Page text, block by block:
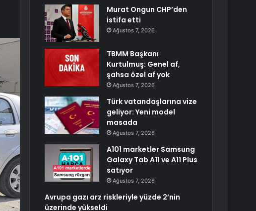
Murat Ongun CHP’den
istifa etti
Ağustos 7, 2026
TBMM Başkanı
Kurtulmuş: Genel af,
şahsa özel af yok
Ağustos 7, 2026
Türk vatandaşlarına vize
geliyor: Yeni model
masada
Ağustos 7, 2026
A101 marketler Samsung
Galaxy Tab A11 ve A11 Plus
satıyor
Ağustos 7, 2026
Avrupa gazı arz riskleriyle yüzde 2’nin
üzerinde yükseldi